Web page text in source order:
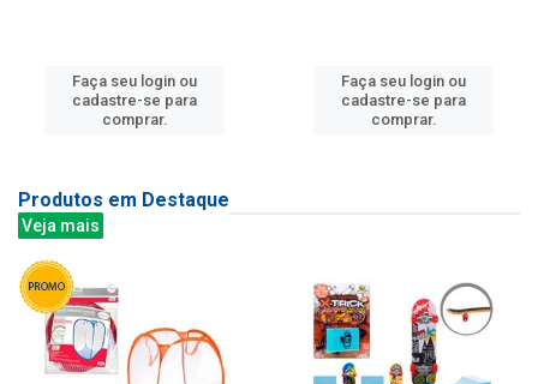
Faça seu login ou
cadastre-se para
comprar.
Faça seu login ou
cadastre-se para
comprar.
Produtos em Destaque
Veja mais